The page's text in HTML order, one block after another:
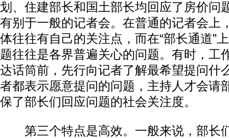
划、住建部长和国土部长均回应了房价问
有别于一般的记者会。在普通的记者会上
体往往有自己的关注点，而在“部长通道”
题往往是各界普遍关心的问题。有时，工
达话筒前，先行向记者了解最希望提问什
者都表示愿意提问的问题，主持人才会请
保了部长们回应问题的社会关注度。
第三个特点是高效。一般来说，部长